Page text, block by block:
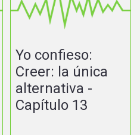
Yo confieso:
Creer: la única
alternativa -
Capítulo 13